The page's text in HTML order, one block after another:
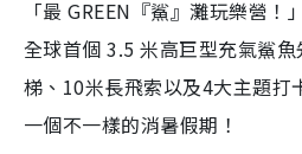
「最 GREEN『鯊』灘玩樂營
全球首個 3.5 米高巨型充氣鯊
梯、10米長飛索以及4大主題打
一個不一樣的消暑假期！